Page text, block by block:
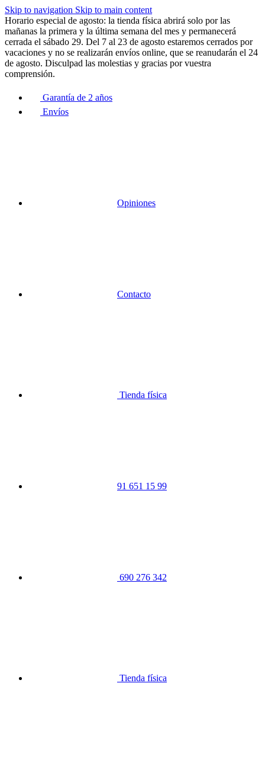
Skip to navigation Skip to main content
Horario especial de agosto: la tienda física abrirá solo por las
mañanas la primera y la última semana del mes y permanecerá
cerrada el sábado 29. Del 7 al 23 de agosto estaremos cerrados por
vacaciones y no se realizarán envíos online, que se reanudarán el 24
de agosto. Disculpad las molestias y gracias por vuestra
comprensión.
Garantía de 2 años
Envíos
Opiniones
Contacto
Tienda física
91 651 15 99
690 276 342
Tienda física